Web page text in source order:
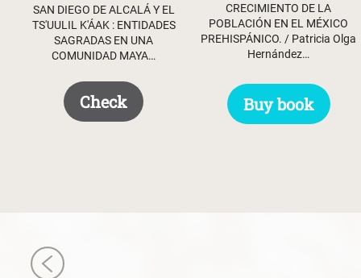
SAN DIEGO DE ALCALÁ Y EL
TS'UULIL K'ÁAK : ENTIDADES
SAGRADAS EN UNA
COMUNIDAD MAYA…
Check
CRECIMIENTO DE LA
POBLACIÓN EN EL MÉXICO
PREHISPÁNICO. / Patricia Olga
Hernández…
Buy book